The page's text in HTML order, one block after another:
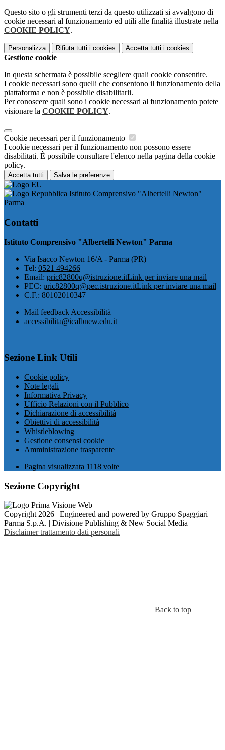
Questo sito o gli strumenti terzi da questo utilizzati si avvalgono di
cookie necessari al funzionamento ed utili alle finalità illustrate nella
COOKIE POLICY.
Personalizza Rifiuta tutti i cookies Accetta tutti i cookies
Gestione cookie
In questa schermata è possibile scegliere quali cookie consentire.
I cookie necessari sono quelli che consentono il funzionamento della
piattaforma e non è possibile disabilitarli.
Per conoscere quali sono i cookie necessari al funzionamento potete
visionare la COOKIE POLICY.
Cookie necessari per il funzionamento
I cookie necessari per il funzionamento non possono essere
disabilitati. È possibile consultare l'elenco nella pagina della cookie
policy.
Accetta tutti Salva le preferenze
Istituto Comprensivo "Albertelli Newton"
Parma
Contatti
Istituto Comprensivo "Albertelli Newton" Parma
Via Isacco Newton 16/A - Parma (PR)
Tel: 0521 494266
Email: pric82800q@istruzione.itLink per inviare una mail
PEC: pric82800q@pec.istruzione.itLink per inviare una mail
C.F.: 80102010347
Mail feedback Accessibilità
accessibilita@icalbnew.edu.it
Sezione Link Utili
Cookie policy
Note legali
Informativa Privacy
Ufficio Relazioni con il Pubblico
Dichiarazione di accessibilità
Obiettivi di accessibilità
Whistleblowing
Gestione consensi cookie
Amministrazione trasparente
Pagina visualizzata 1118 volte
Sezione Copyright
Copyright 2026 | Engineered and powered by Gruppo Spaggiari
Parma S.p.A. | Divisione Publishing & New Social Media
Disclaimer trattamento dati personali
Back to top